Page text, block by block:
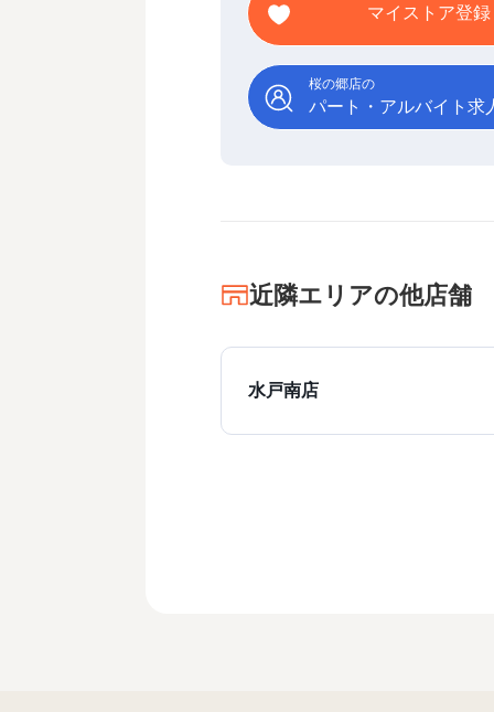
マイストア登録
桜の郷店の
パート・アルバイト求
近隣エリアの他店舗
水戸南店